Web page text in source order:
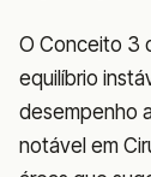
O Conceito 3
equilíbrio
desempenho
notável em